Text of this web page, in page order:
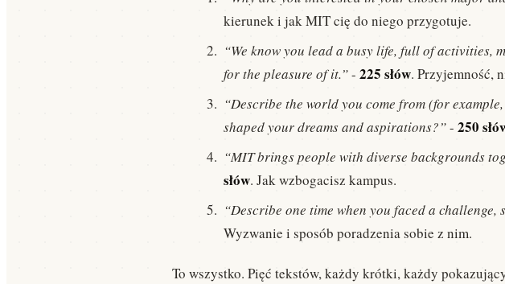
kierunek i jak MIT cię do niego przygotuje.
“We know you lead a busy life, full of activities,
for the pleasure of it.”- 225 słów. Przyjemność,
“Describe the world you come from (for
shaped your dreams and aspirations?”- 250
“MIT brings people with diverse backgrounds
słów. Jak wzbogacisz kampus.
“Describe one time when you faced a
Wyzwanie i sposób poradzenia sobie z nim.
To wszystko. Pięć tekstów, każdy krótki, każdy